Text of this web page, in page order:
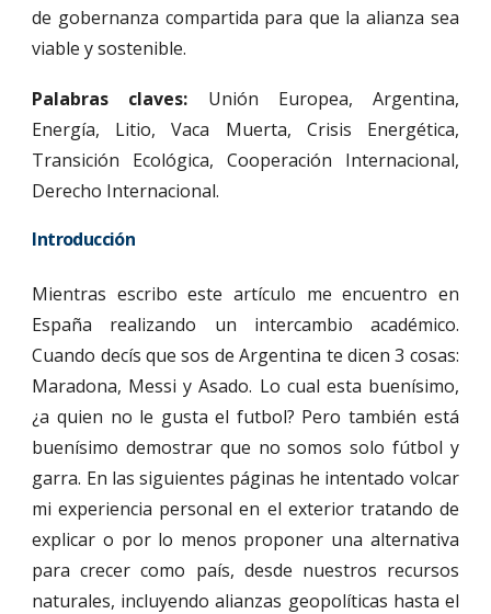
de gobernanza compartida para que la alianza sea
viable y sostenible.
Palabras claves: Unión Europea, Argentina,
Energía, Litio, Vaca Muerta, Crisis Energética,
Transición Ecológica, Cooperación Internacional,
Derecho Internacional.
Introducción
Mientras escribo este artículo me encuentro en
España realizando un intercambio académico.
Cuando decís que sos de Argentina te dicen 3 cosas:
Maradona, Messi y Asado. Lo cual esta buenísimo,
¿a quien no le gusta el futbol? Pero también está
buenísimo demostrar que no somos solo fútbol y
garra. En las siguientes páginas he intentado volcar
mi experiencia personal en el exterior tratando de
explicar o por lo menos proponer una alternativa
para crecer como país, desde nuestros recursos
naturales, incluyendo alianzas geopolíticas hasta el